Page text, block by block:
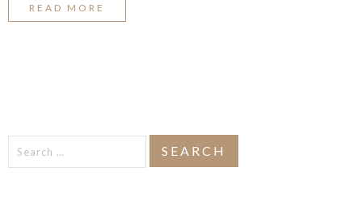
READ MORE
Search
for: